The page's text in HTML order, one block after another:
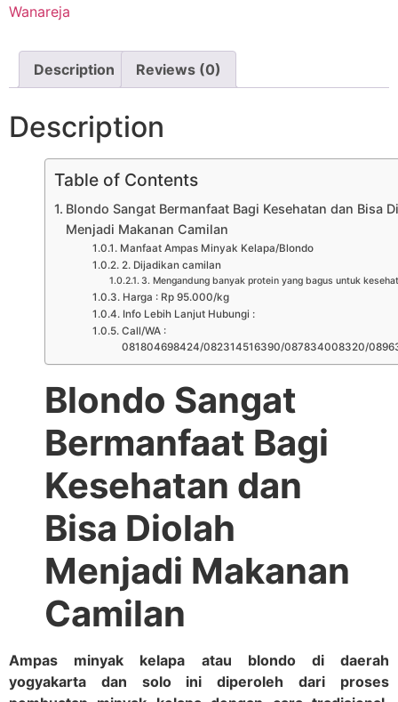
Wanareja
Description Reviews (0)
Description
Table of Contents
Blondo Sangat Bermanfaat Bagi Kesehatan dan Bisa
Menjadi Makanan Camilan
Manfaat Ampas Minyak Kelapa/Blondo
2. Dijadikan camilan
3. Mengandung banyak protein yang bagus untuk
Harga : Rp 95.000/kg
Info Lebih Lanjut Hubungi :
Call/WA :
081804698424/082314516390/087834008320/
Blondo Sangat
Bermanfaat Bagi
Kesehatan dan
Bisa Diolah
Menjadi Makanan
Camilan
Ampas minyak kelapa atau blondo di daerah
yogyakarta dan solo ini diperoleh dari proses